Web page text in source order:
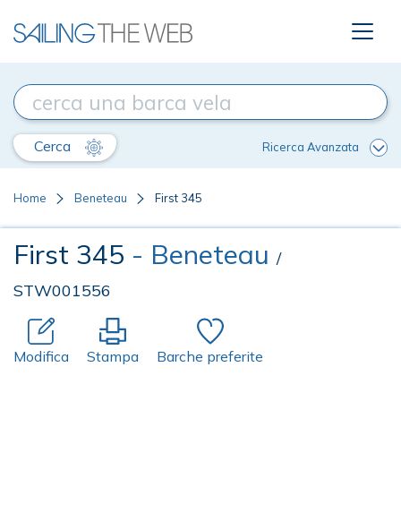
Cerca Ricerca Avanzata
Home Beneteau First 345
First 345 - Beneteau /
STW001556
Modifica Stampa Barche preferite